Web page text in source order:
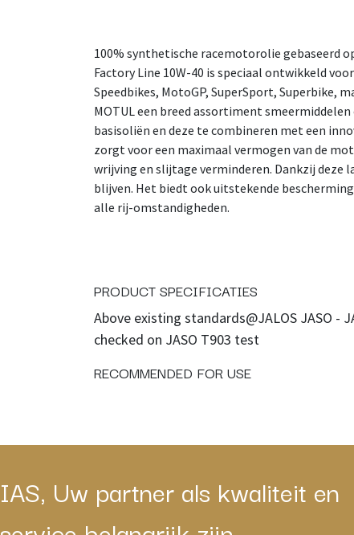
100% synthetische racemotorolie gebaseerd
Factory Line 10W-40 is speciaal ontwikkeld
Speedbikes, MotoGP, SuperSport, Superbike,
MOTUL een breed assortiment
basisoliën en deze te combineren met een
zorgt voor een maximaal vermogen van de
wrijving en slijtage verminderen. Dankzij
blijven. Het biedt ook uitstekende
alle rij-omstandigheden.
PRODUCT SPECIFICATIES
Above existing standards@JALOS JASO -
checked on JASO T903 test
RECOMMENDED FOR USE
IAS, Uw partner als kwaliteit en